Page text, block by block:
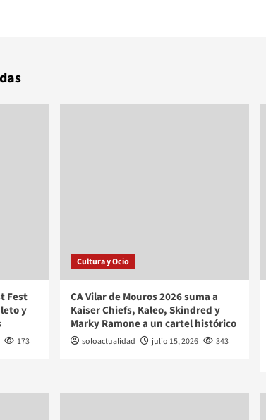
Fest
y
173
Cultura y Ocio
CA Vilar de Mouros 2026 suma a
Kaiser Chiefs, Kaleo, Skindred y
Marky Ramone a un cartel histórico
soloactualidad julio 15, 2026 343